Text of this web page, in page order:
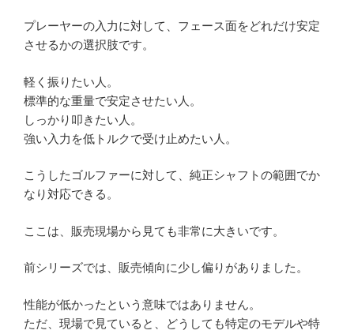
プレーヤーの入力に対して、フェース面をどれだけ安定
させるかの選択肢です。
軽く振りたい人。
標準的な重量で安定させたい人。
しっかり叩きたい人。
強い入力を低トルクで受け止めたい人。
こうしたゴルファーに対して、純正シャフトの範囲でか
なり対応できる。
ここは、販売現場から見ても非常に大きいです。
前シリーズでは、販売傾向に少し偏りがありました。
性能が低かったという意味ではありません。
ただ、現場で見ていると、どうしても特定のモデルや特